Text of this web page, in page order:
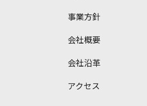
事業方針
会社概要
会社沿革
アクセス